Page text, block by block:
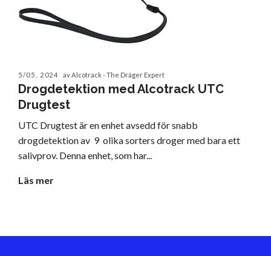
5/05, 2024 av Alcotrack - The Dräger Expert
Drogdetektion med Alcotrack UTC
Drugtest
UTC Drugtest är en enhet avsedd för snabb
drogdetektion av 9 olika sorters droger med bara ett
salivprov. Denna enhet, som har...
Läs mer